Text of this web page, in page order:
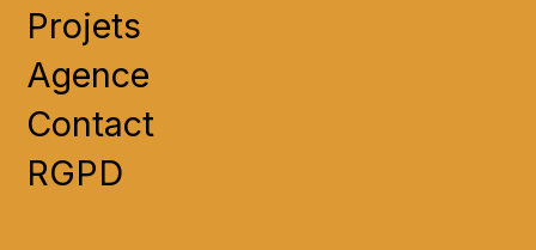
Projets
Agence
Contact
RGPD